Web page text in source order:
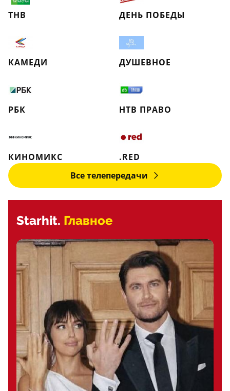
ТНВ ДЕНЬ ПОБЕДЫ
КАМЕДИ ДУШЕВНОЕ
РБК НТВ ПРАВО
КИНОМИКС
.RED
Все телепередачи
Starhit. Главное